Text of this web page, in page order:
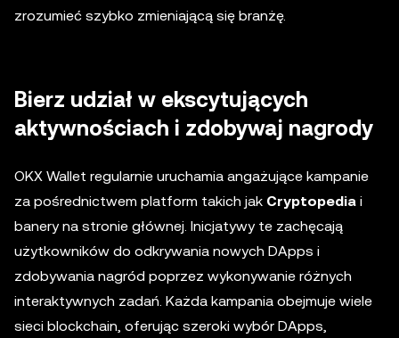
zrozumieć szybko zmieniającą się branżę.
Bierz udział w ekscytujących
aktywnościach i zdobywaj nagrody
OKX Wallet regularnie uruchamia angażujące kampanie
za pośrednictwem platform takich jak Cryptopedia i
banery na stronie głównej. Inicjatywy te zachęcają
użytkowników do odkrywania nowych DApps i
zdobywania nagród poprzez wykonywanie różnych
interaktywnych zadań. Każda kampania obejmuje wiele
sieci blockchain, oferując szeroki wybór DApps,